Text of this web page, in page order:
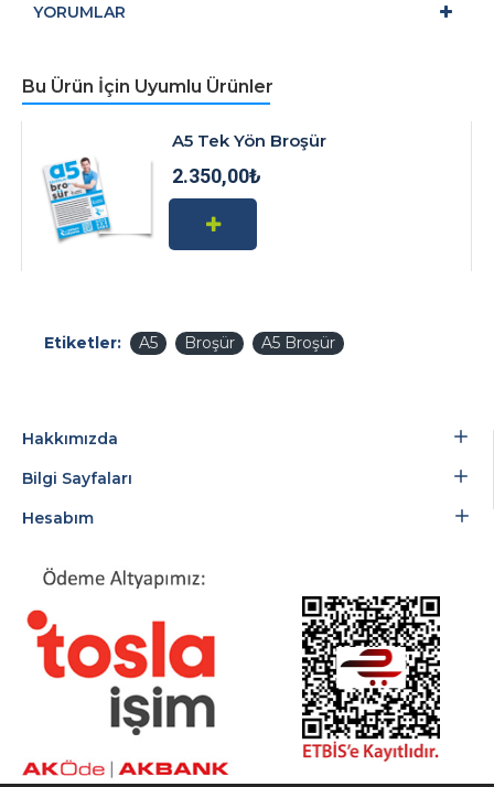
Bu Ürün İçin Uyumlu Ürünler
A5 Tek Yön Broşür
2.350,00₺
YORUMLAR
Etiketler: A5 Broşür A5 Broşür
Hakkımızda
Bilgi Sayfaları
Hesabım